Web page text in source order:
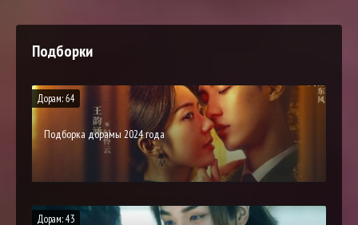
Подборки
Дорам: 64
Подборка дорамы 2024 года
Дорам: 43